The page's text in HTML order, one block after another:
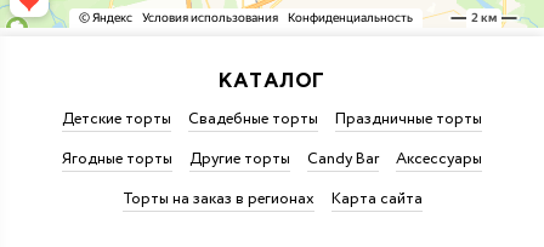
КАТАЛОГ
Детские торты Свадебные торты
Праздничные торты
Ягодные торты
Другие торты Candy Bar
Аксессуары
Торты на заказ в регионах
Карта сайта